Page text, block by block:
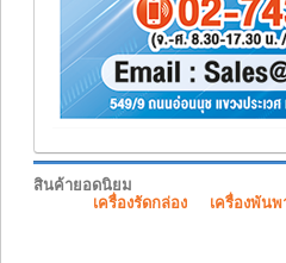
สินค้ายอดนิยม
เครื่องรัดกล่อง
เครื่องพันพ